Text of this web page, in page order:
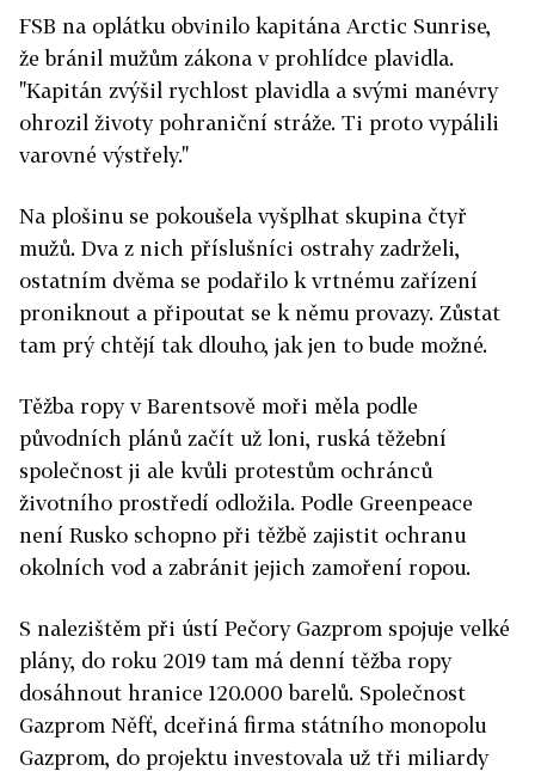
FSB na oplátku obvinilo kapitána Arctic Sunrise,
že bránil mužům zákona v prohlídce plavidla.
"Kapitán zvýšil rychlost plavidla a svými manévry
ohrozil životy pohraniční stráže. Ti proto vypálili
varovné výstřely."
Na plošinu se pokoušela vyšplhat skupina čtyř
mužů. Dva z nich příslušníci ostrahy zadrželi,
ostatním dvěma se podařilo k vrtnému zařízení
proniknout a připoutat se k němu provazy. Zůstat
tam prý chtějí tak dlouho, jak jen to bude možné.
Těžba ropy v Barentsově moři měla podle
původních plánů začít už loni, ruská těžební
společnost ji ale kvůli protestům ochránců
životního prostředí odložila. Podle Greenpeace
není Rusko schopno při těžbě zajistit ochranu
okolních vod a zabránit jejich zamoření ropou.
S nalezištěm při ústí Pečory Gazprom spojuje velké
plány, do roku 2019 tam má denní těžba ropy
dosáhnout hranice 120.000 barelů. Společnost
Gazprom Něfť, dceřiná firma státního monopolu
Gazprom, do projektu investovala už tři miliardy